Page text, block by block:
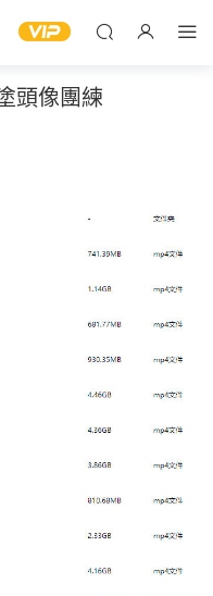
頭像團練